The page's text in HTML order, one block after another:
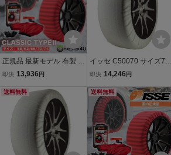
正規品 最新モデル 布製 IS
SE サイズ70 イッセ スノ
イプ2 非金属 タイヤチェ
ーン ジャッキアップ不要
即決 13,936 円
イッセ C50070 サイズ70
ISSE スノーソックス(布
ー チェーン規制適合 [代
引・ゆっくり払い不可]84
12418002590
即決 14,246 円
送料無料 送料無料